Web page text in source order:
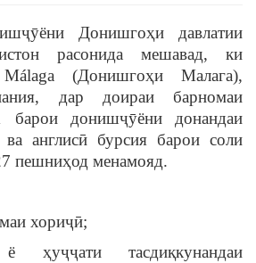
Донишгоҳи давлатии
расонида мешавад, ки
(Донишгоҳи Малага),
дар доираи барномаи
барои донишҷӯёни донандаи
англисӣ бурсия барои соли
пешниҳод менамояд.
хориҷӣ;
ҳуҷҷати тасдиқкунандаи